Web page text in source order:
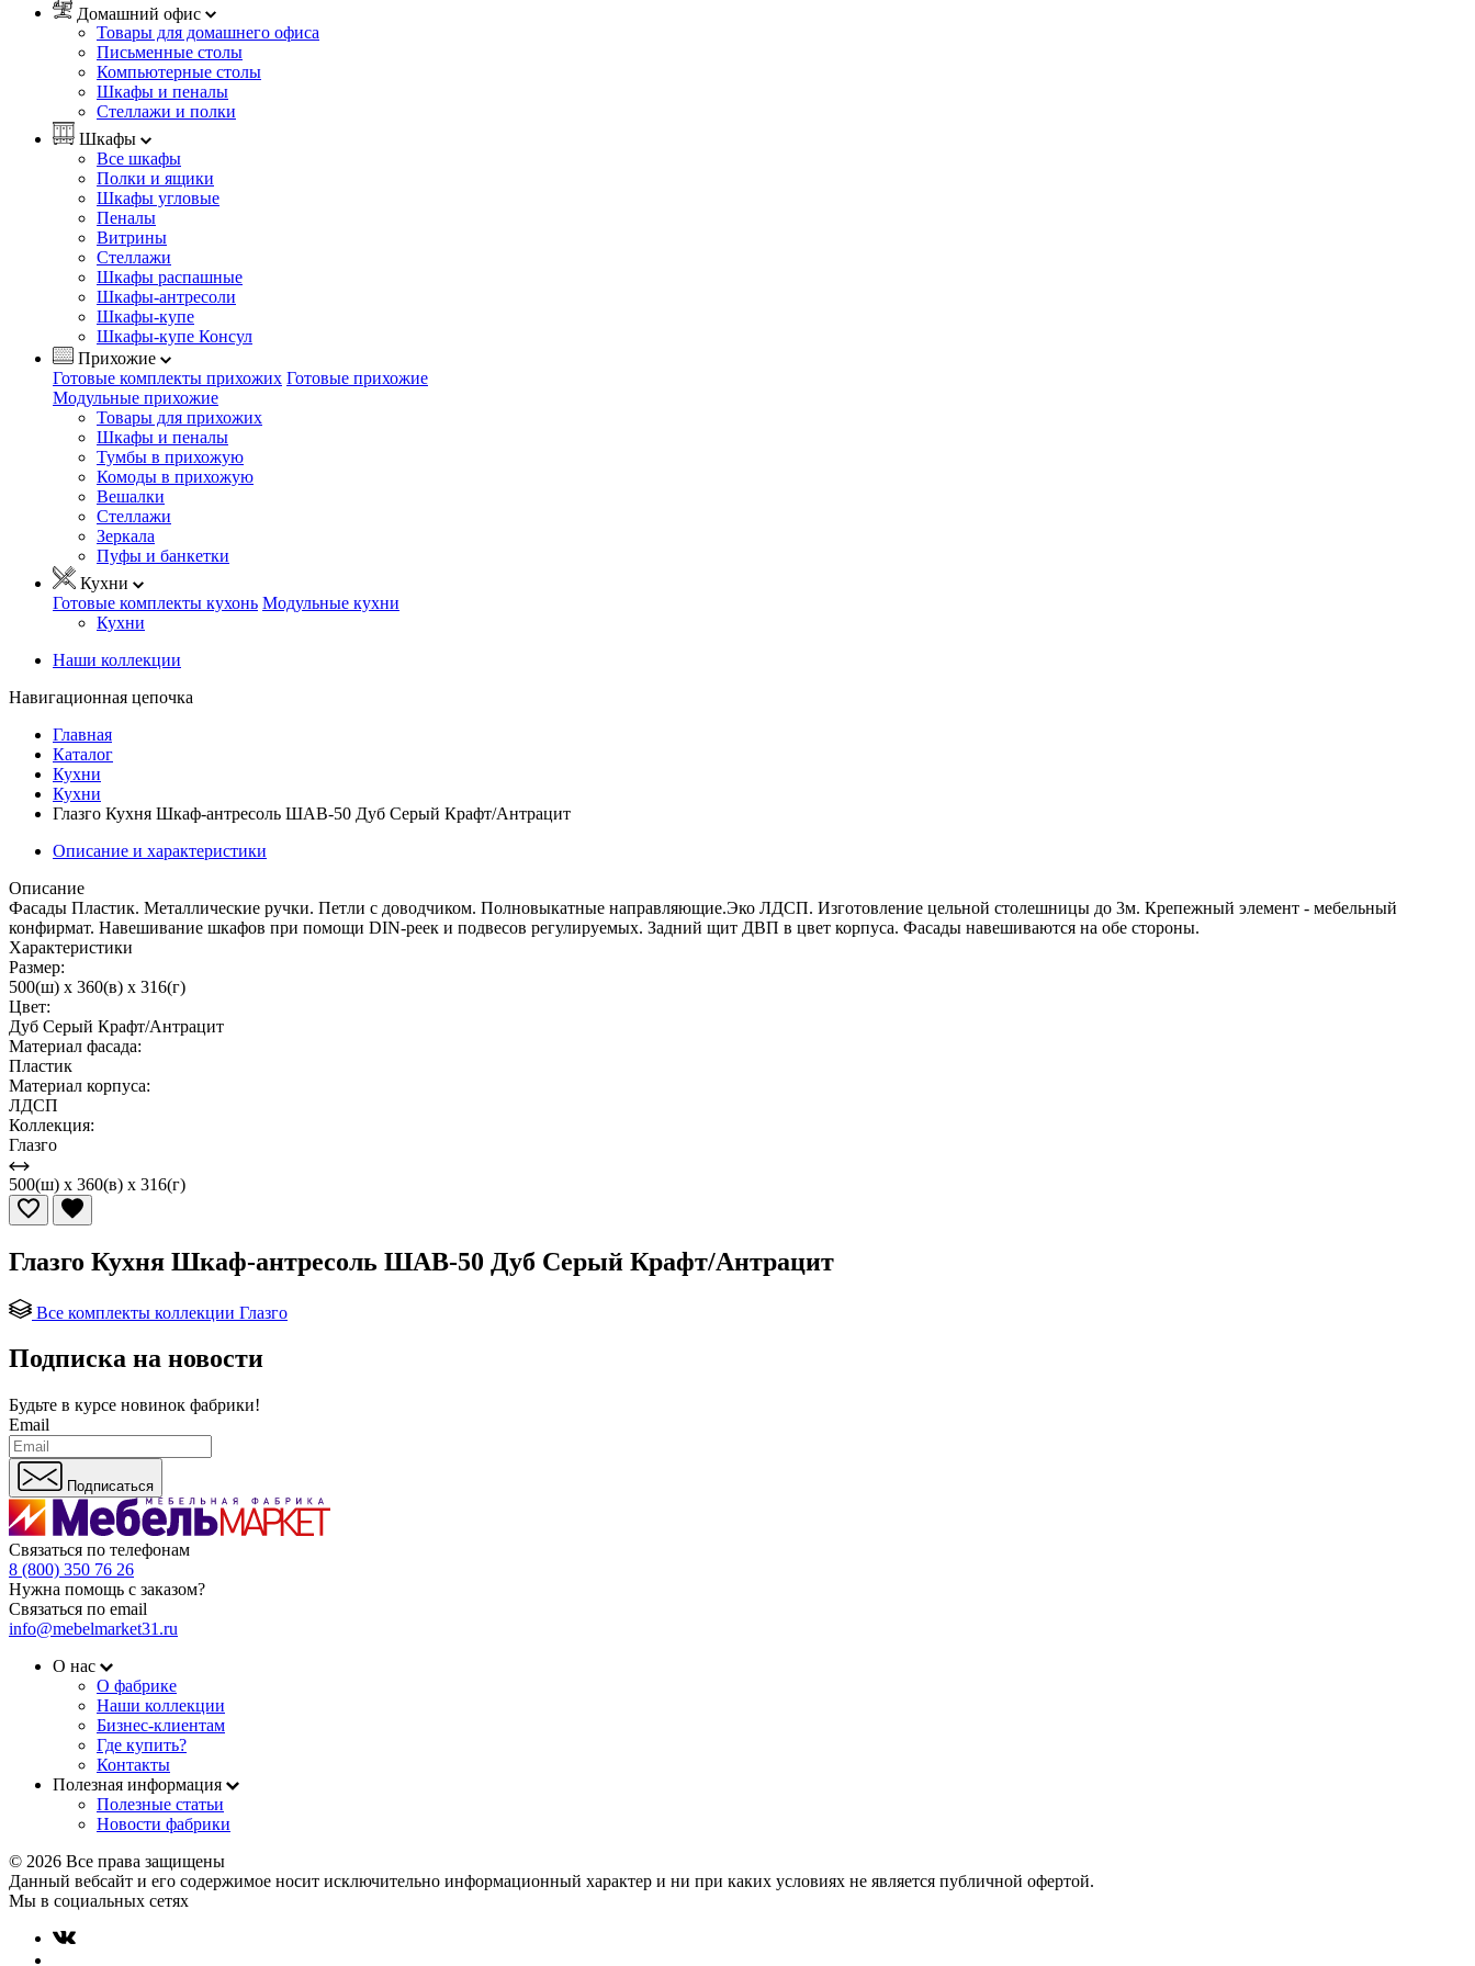
Домашний офис
Товары для домашнего офиса
Письменные столы
Компьютерные столы
Шкафы и пеналы
Стеллажи и полки
Шкафы
Все шкафы
Полки и ящики
Шкафы угловые
Пеналы
Витрины
Стеллажи
Шкафы распашные
Шкафы-антресоли
Шкафы-купе
Шкафы-купе Консул
Прихожие
Готовые комплекты прихожих Готовые прихожие
Модульные прихожие
Товары для прихожих
Шкафы и пеналы
Тумбы в прихожую
Комоды в прихожую
Вешалки
Стеллажи
Зеркала
Пуфы и банкетки
Кухни
Готовые комплекты кухонь Модульные кухни
Кухни
Наши коллекции
Навигационная цепочка
Главная
Каталог
Кухни
Кухни
Глазго Кухня Шкаф-антресоль ШАВ-50 Дуб Серый Крафт/Антрацит
Описание и характеристики
Описание
Фасады Пластик. Металлические ручки. Петли с доводчиком. Полновыкатные направляющие.Эко ЛДСП. Изготовление цельной столешницы до 3м. Крепежный элемент - мебельный
конфирмат. Навешивание шкафов при помощи DIN-реек и подвесов регулируемых. Задний щит ДВП в цвет корпуса. Фасады навешиваются на обе стороны.
Характеристики
Размер:
500(ш) x 360(в) x 316(г)
Цвет:
Дуб Серый Крафт/Антрацит
Материал фасада:
Пластик
Материал корпуса:
ЛДСП
Коллекция:
Глазго
500(ш) x 360(в) x 316(г)
Глазго Кухня Шкаф-антресоль ШАВ-50 Дуб Серый Крафт/Антрацит
Все комплекты коллекции Глазго
Подписка на новости
Будьте в курсе новинок фабрики!
Email
Подписаться
Связаться по телефонам
8 (800) 350 76 26
Нужна помощь с заказом?
Связаться по email
info@mebelmarket31.ru
О нас
О фабрике
Наши коллекции
Бизнес-клиентам
Где купить?
Контакты
Полезная информация
Полезные статьи
Новости фабрики
© 2026 Все права защищены
Данный вебсайт и его содержимое носит исключительно информационный характер и ни при каких условиях не является публичной офертой.
Мы в социальных сетях